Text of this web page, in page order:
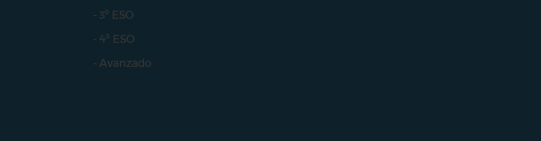
- 3º ESO
- 4º ESO
- Avanzado